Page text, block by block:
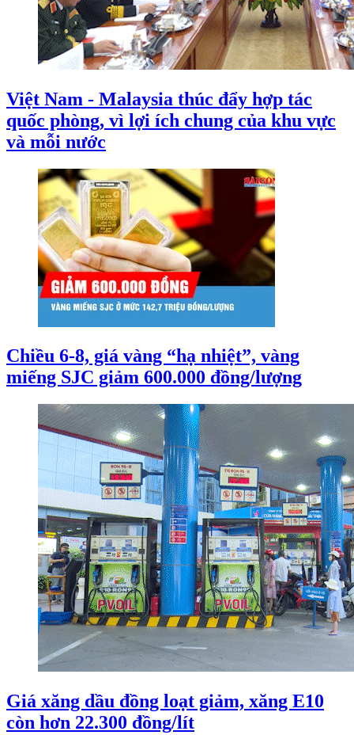
Việt Nam - Malaysia thúc đẩy hợp tác
quốc phòng, vì lợi ích chung của khu vực
và mỗi nước
Chiều 6-8, giá vàng “hạ nhiệt”, vàng
miếng SJC giảm 600.000 đồng/lượng
Giá xăng dầu đồng loạt giảm, xăng E10
còn hơn 22.300 đồng/lít